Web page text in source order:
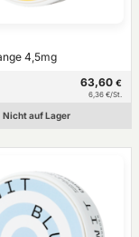
4,5mg
63,60 €
6,36 €/St.
Nicht auf Lager